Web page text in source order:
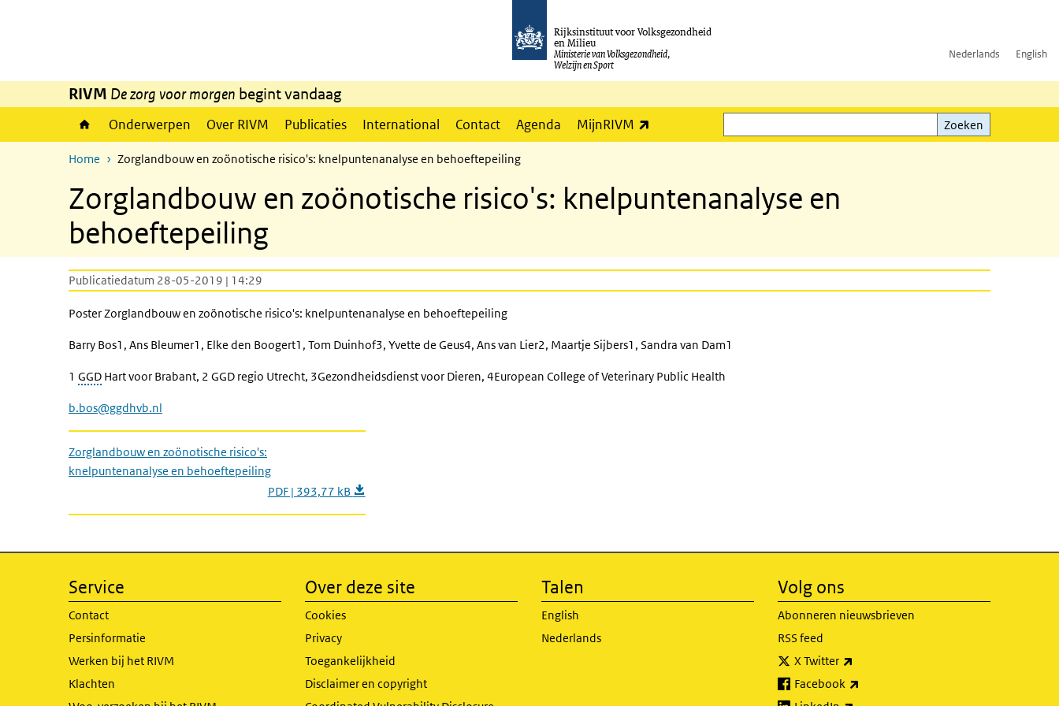
Rijksinstituut voor Volksgezondheid
en Milieu
Ministerie van Volksgezondheid,
Welzijn en Sport
Nederlands English
RIVM De zorg voor morgen begint vandaag
Onderwerpen Over RIVM Publicaties International Contact Agenda MijnRIVM
Zoeken
Zoeken
Home Zorglandbouw en zoönotische risico's: knelpuntenanalyse en behoeftepeiling
Zorglandbouw en zoönotische risico's: knelpuntenanalyse en
behoeftepeiling
Publicatiedatum 28-05-2019 | 14:29
Poster Zorglandbouw en zoönotische risico's: knelpuntenanalyse en behoeftepeiling
Barry Bos1, Ans Bleumer1, Elke den Boogert1, Tom Duinhof3, Yvette de Geus4, Ans van Lier2, Maartje Sijbers1, Sandra van Dam1
1 GGD Hart voor Brabant, 2 GGD regio Utrecht, 3Gezondheidsdienst voor Dieren, 4European College of Veterinary Public Health
b.bos@ggdhvb.nl
Zorglandbouw en zoönotische risico's:
knelpuntenanalyse en behoeftepeiling
PDF | 393,77 kB
Service
Contact
Persinformatie
Werken bij het RIVM
Klachten
Over deze site
Cookies
Privacy
Toegankelijkheid
Disclaimer en copyright
Talen
English
Nederlands
Volg ons
Abonneren nieuwsbrieven
RSS feed
X Twitter
Facebook